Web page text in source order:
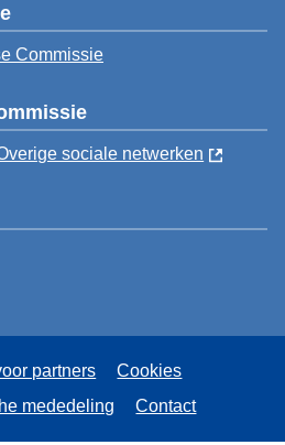
Commissie
sociale netwerken
partners
Cookies
mededeling Contact